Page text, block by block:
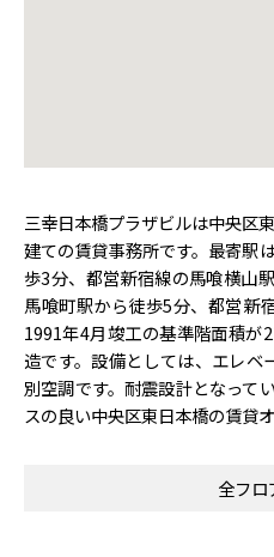
三幸日本橋プラザビルは中央区
建ての賃貸事務所です。最寄駅
歩3分、都営新宿線の馬喰横山
馬喰町駅から徒歩5分、都営新
1991年4月竣工の基準階面積が
造です。設備としては、エレベ
別空調です。耐震設計となって
スの良い中央区東日本橋の賃貸オ
全フロ